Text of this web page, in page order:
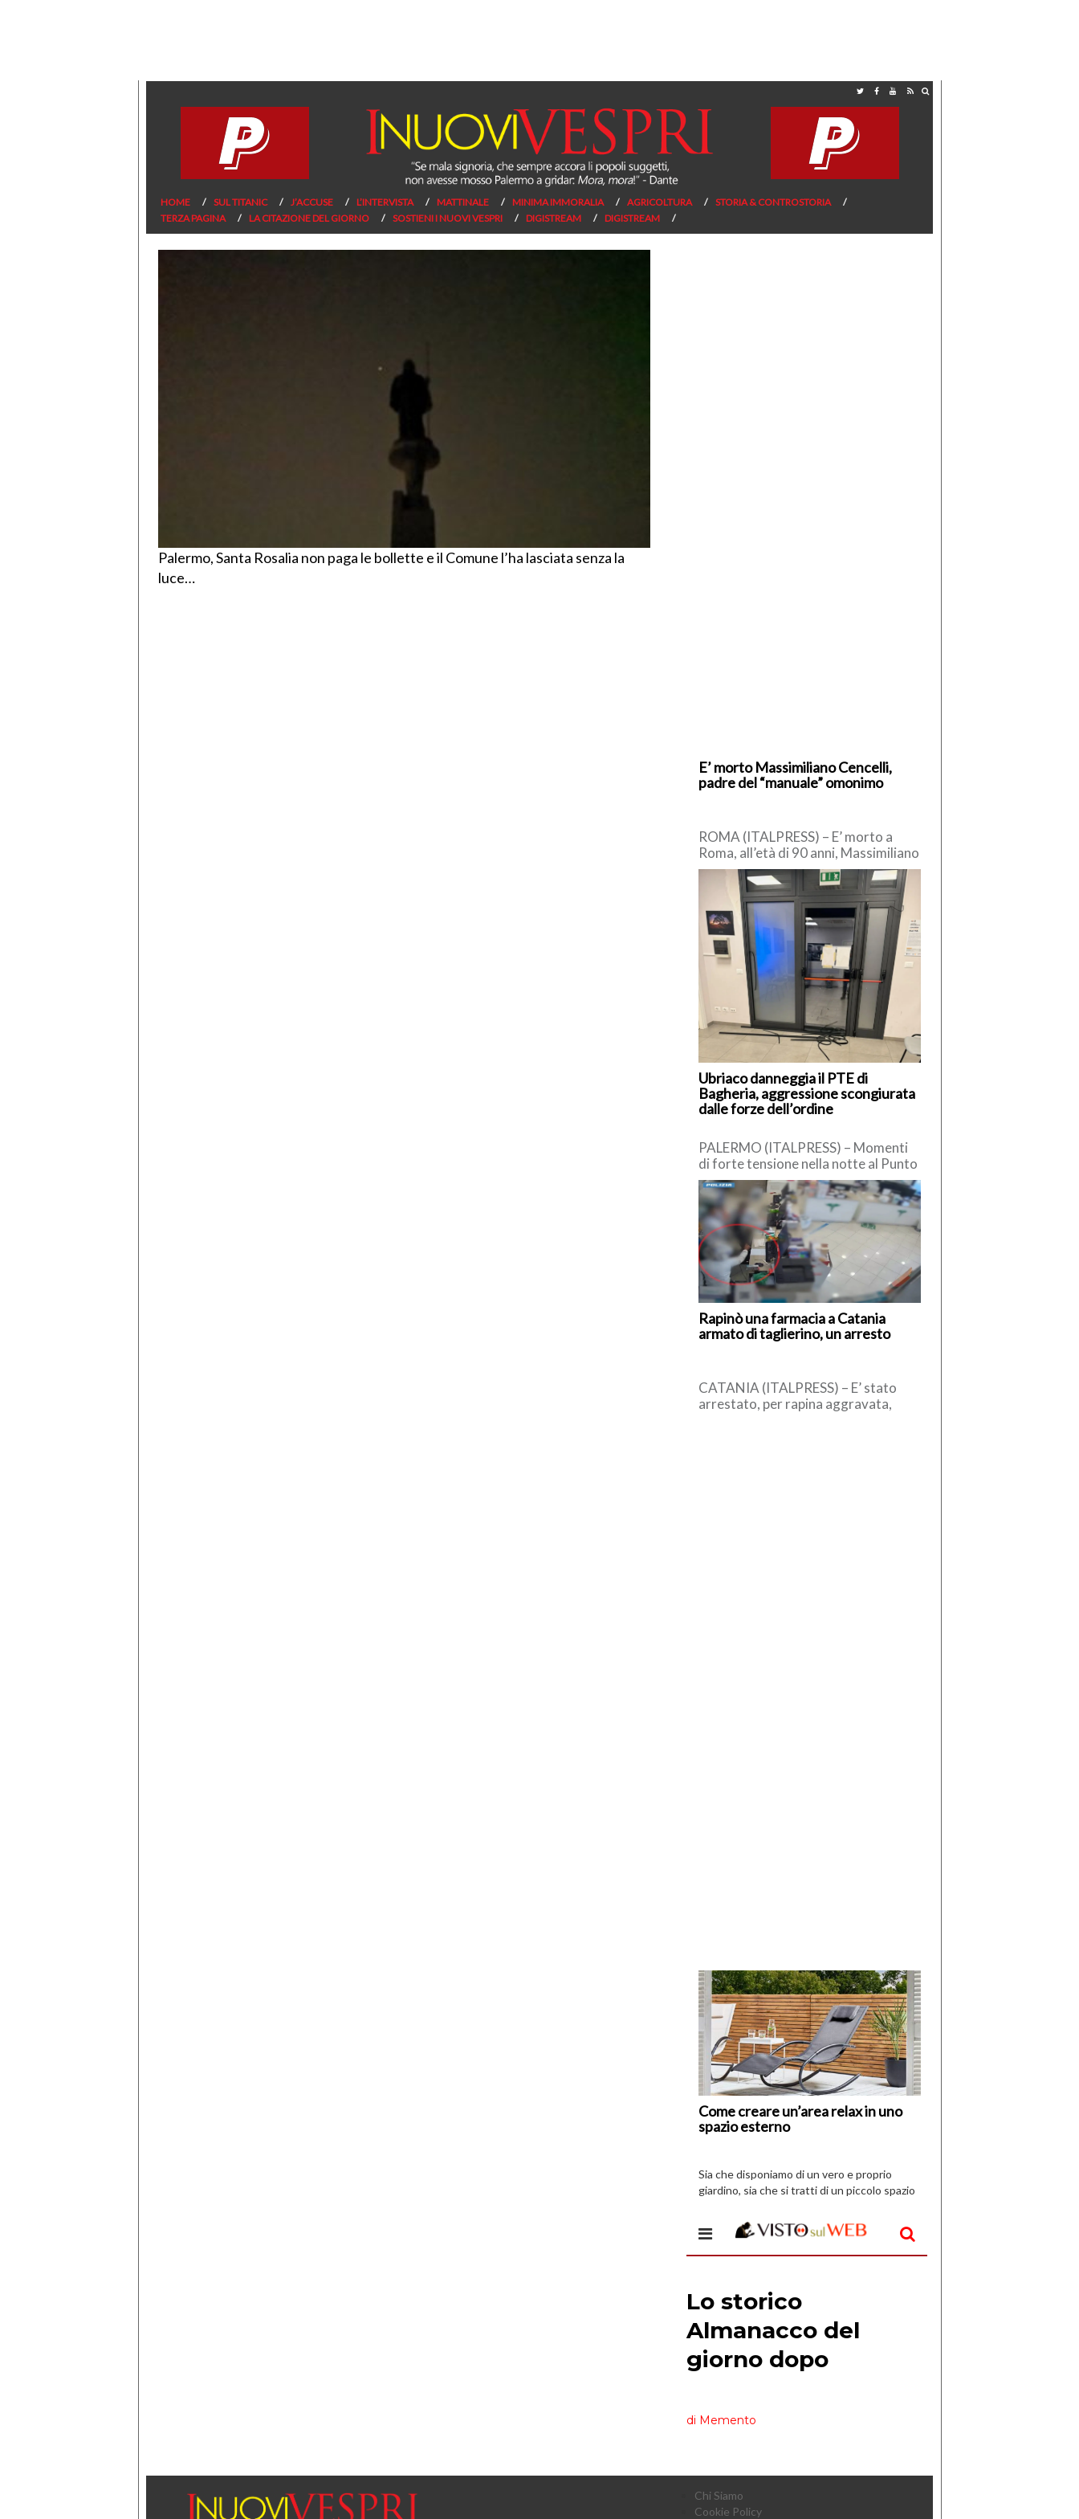
HOME SUL TITANIC J’ACCUSE L’INTERVISTA MATTINALE MINIMA IMMORALIA AGRICOLTURA
STORIA & CONTROSTORIA
TERZA PAGINA
LA CITAZIONE DEL GIORNO SOSTIENI I NUOVI VESPRI DIGISTREAM DIGISTREAM
Palermo, Santa Rosalia non paga le bollette e il Comune l’ha lasciata senza la
luce…
E’ morto Massimiliano Cencelli,
padre del “manuale” omonimo
ROMA (ITALPRESS) – E’ morto a
Roma, all’età di 90 anni, Massimiliano
Cencelli, funzionario della
Democrazia Cristiana degli anni ’60.
Ubriaco danneggia il PTE di
Bagheria, aggressione scongiurata
dalle forze dell’ordine
PALERMO (ITALPRESS) – Momenti
di forte tensione nella notte al Punto
Territoriale di Emergenza (PTE) di
Bagheria, dove un uomo […]
Rapinò una farmacia a Catania
armato di taglierino, un arresto
CATANIA (ITALPRESS) – E’ stato
arrestato, per rapina aggravata,
Come creare un’area relax in uno
spazio esterno
di
I
Vespri
Sia che disponiamo di un vero e proprio
giardino, sia che si tratti di un piccolo spazio
Chi Siamo
Cookie Policy